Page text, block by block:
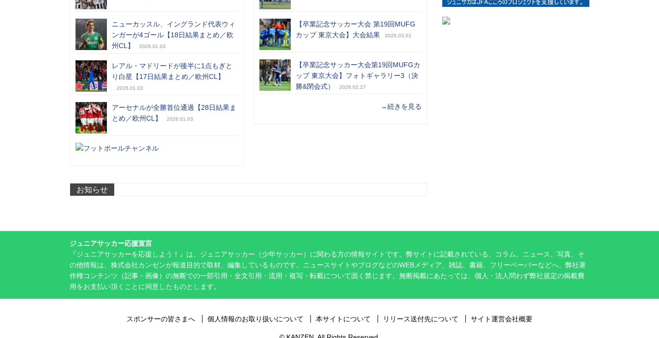
ニューカッスル、イングランド代表ウィ
ンガーが4ゴール【18日結果まとめ／欧
州CL】
2026.01.03
レアル・マドリードが後半に1点もぎと
り白星【17日結果まとめ／欧州CL】
2026.01.03
アーセナルが全勝首位通過【28日結果ま
とめ／欧州CL】
2026.01.03
【卒業記念サッカー大会 第19回MUFG
カップ 東京大会】大会結果
2026.03.02
【卒業記念サッカー大会第19回MUFGカ
ップ 東京大会】フォトギャラリー3（決
勝&閉会式）
2026.02.27
→続きを見る
お知らせ
ジュニアサッカー応援宣言
『ジュニアサッカーを応援しよう！』は、ジュニアサッカー（少年サッカー）に関わる方の情報サイトです。弊サイトに記載されている、コラム、ニュース、写真、そ
の他情報は、株式会社カンゼンが報道目的で取材、編集しているものです。ニュースサイトやブログなどのWEBメディア、雑誌、書籍、フリーペーパーなどへ、弊社著
作権コンテンツ（記事・画像）の無断での一部引用・全文引用・流用・複写・転載について固く禁じます。無断掲載にあたっては、個人・法人問わず弊社規定の掲載費
用をお支払い頂くことに同意したものとします。
スポンサーの皆さまへ 個人情報のお取り扱いについて 本サイトについて リリース送付先について サイト運営会社概要